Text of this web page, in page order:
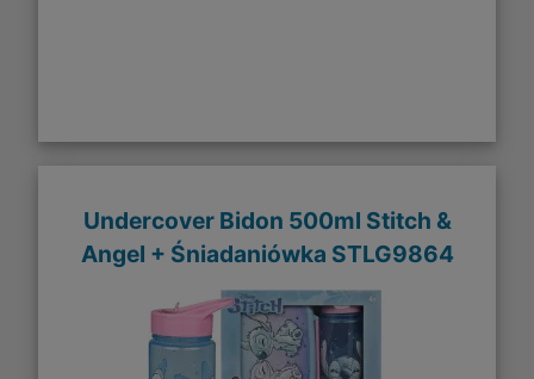
Undercover Bidon 500ml Stitch &
Angel + Śniadaniówka STLG9864